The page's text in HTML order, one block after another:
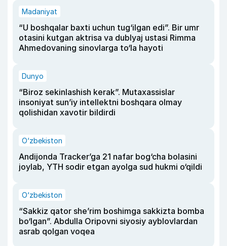
Madaniyat
“U boshqalar baxti uchun tug‘ilgan edi”. Bir umr
otasini kutgan aktrisa va dublyaj ustasi Rimma
Ahmedovaning sinovlarga to‘la hayoti
Dunyo
“Biroz sekinlashish kerak”. Mutaxassislar
insoniyat sun’iy intellektni boshqara olmay
qolishidan xavotir bildirdi
O‘zbekiston
Andijonda Tracker’ga 21 nafar bog‘cha bolasini
joylab, YTH sodir etgan ayolga sud hukmi o‘qildi
O‘zbekiston
“Sakkiz qator she’rim boshimga sakkizta bomba
bo‘lgan”. Abdulla Oripovni siyosiy ayblovlardan
asrab qolgan voqea